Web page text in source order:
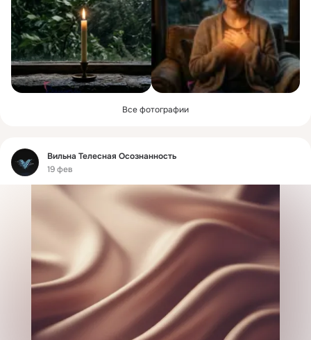
Все фотографии
Фид
Вильна Телесная Осознанность
19 фев